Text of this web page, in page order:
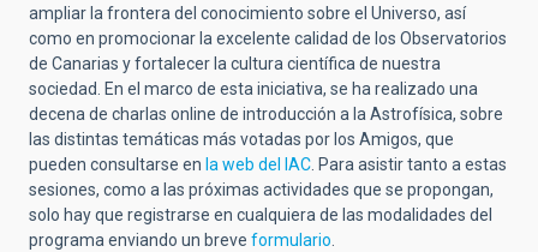
ampliar la frontera del conocimiento sobre el Universo, así
como en promocionar la excelente calidad de los Observatorios
de Canarias y fortalecer la cultura científica de nuestra
sociedad. En el marco de esta iniciativa, se ha realizado una
decena de charlas online de introducción a la Astrofísica, sobre
las distintas temáticas más votadas por los Amigos, que
pueden consultarse en la web del IAC. Para asistir tanto a estas
sesiones, como a las próximas actividades que se propongan,
solo hay que registrarse en cualquiera de las modalidades del
programa enviando un breve formulario.